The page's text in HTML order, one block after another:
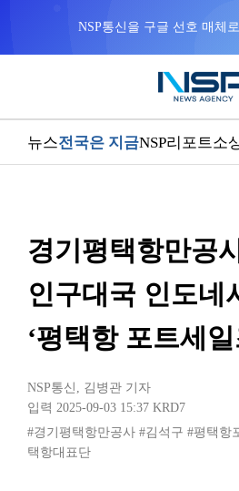
NSP통신을 구글 선호 매체
뉴스전국은 지금NSP리포트소
경기평택항만공
인구대국 인도네
‘평택항 포트세
NSP통신 , 김병관 기자
입력 2025-09-03 15:37 KRD7
#경기평택항만공사 #김석구 #평택항
택항대표단